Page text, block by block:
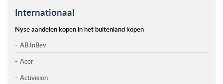
Internationaal
Nyse aandelen kopen in het buitenland kopen
AB InBev
Acer
Activision